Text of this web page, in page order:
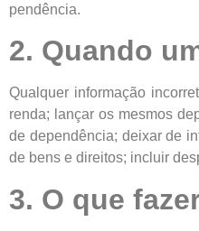
pendência.
2. Quando
Qualquer informação
renda; lançar os mesmos
de dependência; deixar de
de bens e direitos; incluir
3. O que